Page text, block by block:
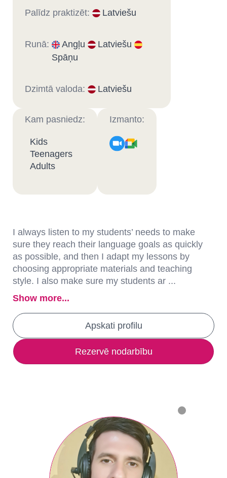
Palīdz praktizēt: Latviešu
Runā: Angļu
Latviešu
Spāņu
Dzimtā valoda: Latviešu
Kam pasniedz:
Kids
Teenagers
Adults
Izmanto:
I always listen to my students’ needs to make
sure they reach their language goals as quickly
as possible, and then I adapt my lessons by
choosing appropriate materials and teaching
style. I also make sure my students ar ...
Show more...
Apskati profilu
Rezervē nodarbību